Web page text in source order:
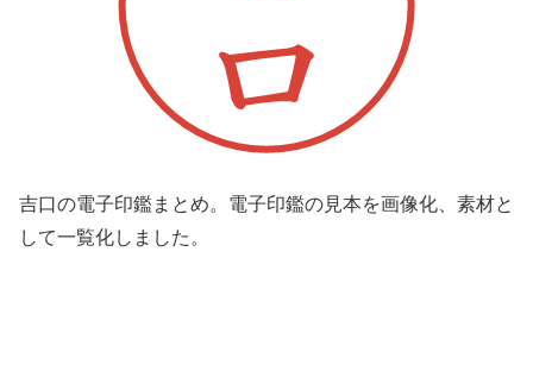
吉口の電子印鑑まとめ。電子印鑑の見本を画像化、素材と
して一覧化しました。